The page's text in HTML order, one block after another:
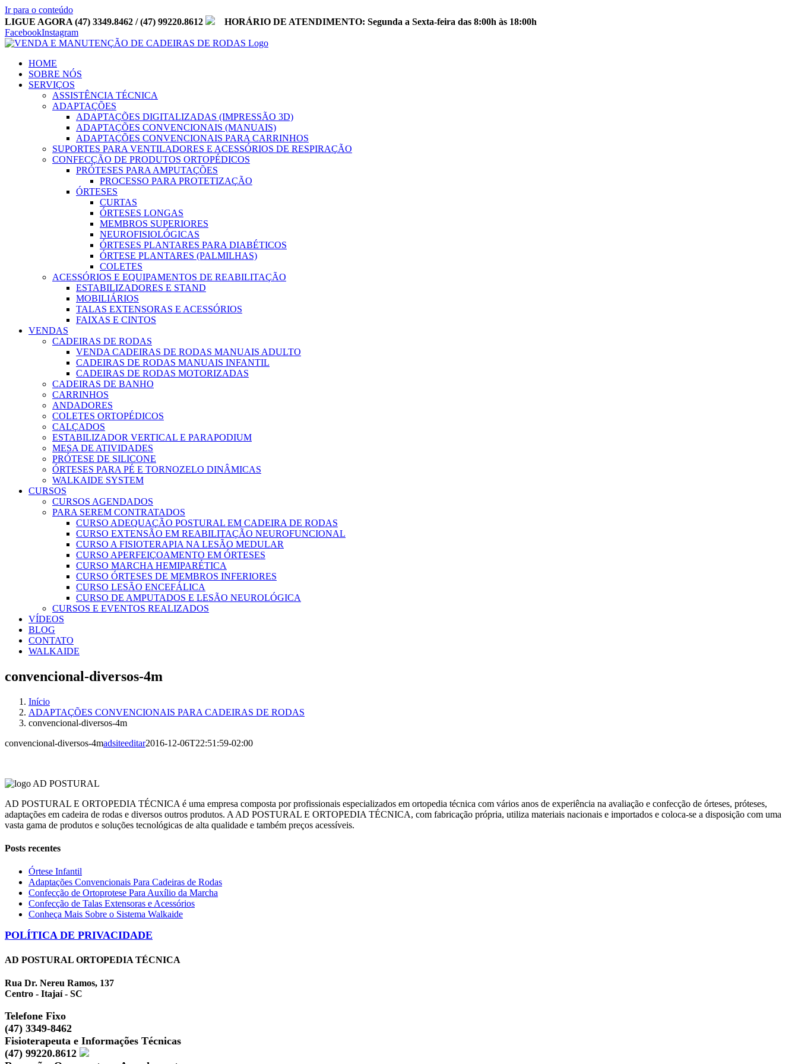
Ir para o conteúdo
LIGUE AGORA (47) 3349.8462 / (47) 99220.8612
HORÁRIO DE ATENDIMENTO: Segunda a Sexta-feira das 8:00h às 18:00h
FacebookInstagram
HOME
SOBRE NÓS
SERVIÇOS
ASSISTÊNCIA TÉCNICA
ADAPTAÇÕES
ADAPTAÇÕES DIGITALIZADAS (IMPRESSÃO 3D)
ADAPTAÇÕES CONVENCIONAIS (MANUAIS)
ADAPTAÇÕES CONVENCIONAIS PARA CARRINHOS
SUPORTES PARA VENTILADORES E ACESSÓRIOS DE RESPIRAÇÃO
CONFECÇÃO DE PRODUTOS ORTOPÉDICOS
PRÓTESES PARA AMPUTAÇÕES
PROCESSO PARA PROTETIZAÇÃO
ÓRTESES
CURTAS
ÓRTESES LONGAS
MEMBROS SUPERIORES
NEUROFISIOLÓGICAS
ÓRTESES PLANTARES PARA DIABÉTICOS
ÓRTESE PLANTARES (PALMILHAS)
COLETES
ACESSÓRIOS E EQUIPAMENTOS DE REABILITAÇÃO
ESTABILIZADORES E STAND
MOBILIÁRIOS
TALAS EXTENSORAS E ACESSÓRIOS
FAIXAS E CINTOS
VENDAS
CADEIRAS DE RODAS
VENDA CADEIRAS DE RODAS MANUAIS ADULTO
CADEIRAS DE RODAS MANUAIS INFANTIL
CADEIRAS DE RODAS MOTORIZADAS
CADEIRAS DE BANHO
CARRINHOS
ANDADORES
COLETES ORTOPÉDICOS
CALÇADOS
ESTABILIZADOR VERTICAL E PARAPODIUM
MESA DE ATIVIDADES
PRÓTESE DE SILICONE
ÓRTESES PARA PÉ E TORNOZELO DINÂMICAS
WALKAIDE SYSTEM
CURSOS
CURSOS AGENDADOS
PARA SEREM CONTRATADOS
CURSO ADEQUAÇÃO POSTURAL EM CADEIRA DE RODAS
CURSO EXTENSÃO EM REABILITAÇÃO NEUROFUNCIONAL
CURSO A FISIOTERAPIA NA LESÃO MEDULAR
CURSO APERFEIÇOAMENTO EM ÓRTESES
CURSO MARCHA HEMIPARÉTICA
CURSO ÓRTESES DE MEMBROS INFERIORES
CURSO LESÃO ENCEFÁLICA
CURSO DE AMPUTADOS E LESÃO NEUROLÓGICA
CURSOS E EVENTOS REALIZADOS
VÍDEOS
BLOG
CONTATO
WALKAIDE
convencional-diversos-4m
Início
ADAPTAÇÕES CONVENCIONAIS PARA CADEIRAS DE RODAS
convencional-diversos-4m
convencional-diversos-4madsiteeditar2016-12-06T22:51:59-02:00
AD POSTURAL E ORTOPEDIA TÉCNICA é uma empresa composta por profissionais especializados em ortopedia técnica com vários anos de experiência na avaliação e confecção de órteses, próteses,
adaptações em cadeira de rodas e diversos outros produtos. A AD POSTURAL E ORTOPEDIA TÉCNICA, com fabricação própria, utiliza materiais nacionais e importados e coloca-se a disposição com uma
vasta gama de produtos e soluções tecnológicas de alta qualidade e também preços acessíveis.
Posts recentes
Órtese Infantil
Adaptações Convencionais Para Cadeiras de Rodas
Confecção de Ortoprotese Para Auxílio da Marcha
Confecção de Talas Extensoras e Acessórios
Conheça Mais Sobre o Sistema Walkaide
POLÍTICA DE PRIVACIDADE
AD POSTURAL ORTOPEDIA TÉCNICA
Rua Dr. Nereu Ramos, 137
Centro - Itajaí - SC
Telefone Fixo
(47) 3349-8462
Fisioterapeuta e Informações Técnicas
(47) 99220.8612